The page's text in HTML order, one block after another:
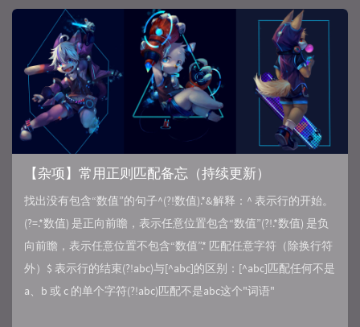
【杂项】常用正则匹配备忘（持续更新）
找出没有包含“数值”的句子^(?!数值).*&解释：^ 表示行的开始。
(?=.*数值) 是正向前瞻，表示任意位置包含“数值”(?!.*数值) 是负
向前瞻，表示任意位置不包含“数值”.* 匹配任意字符（除换行符
外）$ 表示行的结束(?!abc)与[^abc]的区别：[^abc]匹配任何不是
a、b 或 c 的单个字符(?!abc)匹配不是abc这个"词语"